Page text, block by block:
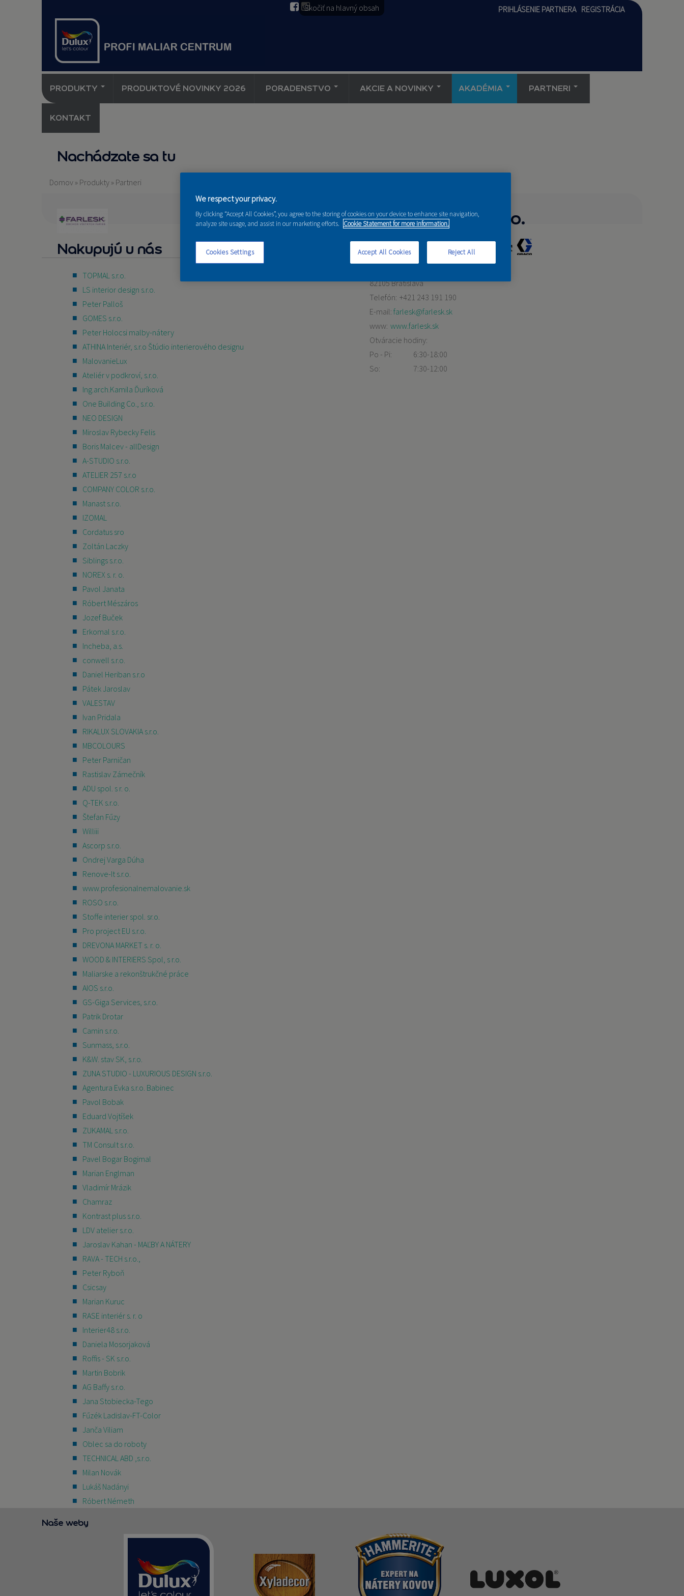
Skočiť na hlavný obsah PRIHLÁSENIE PARTNERA REGISTRÁCIA
PRODUKTY PRODUKTOVÉ NOVINKY 2026 PORADENSTVO AKCIE A NOVINKY AKADÉMIA PARTNERI
KONTAKT
Nachádzate sa tu
Domov » Produkty » Partneri
Nakupujú u nás
TOPMAL s.r.o.
LS interior design s.r.o.
Peter Palloš
GOMES s.r.o.
Peter Holocsi malby-nátery
ATHINA Interiér, s.r.o Štúdio interierového designu
MalovanieLux
Ateliér v podkroví, s.r.o.
Ing.arch.Kamila Ďuríková
One Building Co., s.r.o.
NEO DESIGN
Miroslav Rybecky Felis
Boris Malcev - allDesign
A-STUDIO s.r.o.
ATELIER 257 s.r.o
COMPANY COLOR s.r.o.
Manast s.r.o.
IZOMAL
Cordatus sro
Zoltán Laczky
Siblings s.r.o.
NOREX s. r. o.
Pavol Janata
Róbert Mészáros
Jozef Buček
Erkomal s.r.o.
Incheba, a.s.
conwell s.r.o.
Daniel Heriban s.r.o
Pátek Jaroslav
VALESTAV
Ivan Pridala
RIKALUX SLOVAKIA s.r.o.
MBCOLOURS
Peter Parničan
Rastislav Zámečník
ADU spol. s r. o.
Q-TEK s.r.o.
Štefan Fűzy
Williii
Ascorp s.r.o.
Ondrej Varga Dúha
Renove-It s.r.o.
www.profesionalnemalovanie.sk
ROSO s.r.o.
Stoffe interier spol. sr.o.
Pro project EU s.r.o.
DREVONA MARKET s. r. o.
WOOD & INTERIERS Spol, s r.o.
Maliarske a rekonštrukčné práce
AIOS s.r.o.
GS-Giga Services, s.r.o.
Patrik Drotar
Camin s.r.o.
Sunmass, s.r.o.
K&W. stav SK, s.r.o.
ZUNA STUDIO - LUXURIOUS DESIGN s.r.o.
Agentura Evka s.r.o. Babinec
Pavol Bobak
Eduard Vojtíšek
ZUKAMAL s.r.o.
TM Consult s.r.o.
Pavel Bogar Bogimal
Marian Englman
Vladimír Mrázik
Chamraz
Kontrast plus s.r.o.
LDV atelier s.r.o.
Jaroslav Kahan - MAĽBY A NÁTERY
RAVA - TECH s.r.o.,
Peter Ryboň
Csicsay
Marian Kuruc
RASE interiér s. r. o
Interier48 s.r.o.
Daniela Mosorjaková
Roffis - SK s.r.o.
Martin Bobrik
AG Baffy s.r.o.
Jana Stobiecka-Tego
Fűzék Ladislav-FT-Color
Janča Viliam
Oblec sa do roboty
TECHNICAL ABD ,s.r.o.
Milan Novák
Lukáš Nadányi
Róbert Németh
FARLESK spol. s r.o.
82105 Bratislava
Telefón: +421 243 191 190
E-mail: farlesk@farlesk.sk
www: www.farlesk.sk
Otváracie hodiny:
Po - Pi:
6:30-18:00
So:
7:30-12:00
Naše weby
We respect your privacy.
By clicking “Accept All Cookies”, you agree to the storing of cookies on your device to enhance site navigation,
analyze site usage, and assist in our marketing efforts. Cookie Statement for more information.
Cookies Settings Reject All
Accept All Cookies